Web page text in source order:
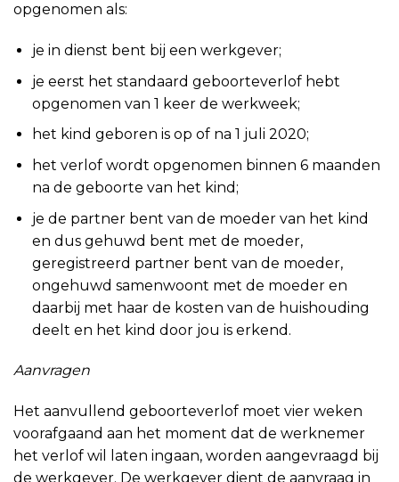
opgenomen als:
je in dienst bent bij een werkgever;
je eerst het standaard geboorteverlof hebt
opgenomen van 1 keer de werkweek;
het kind geboren is op of na 1 juli 2020;
het verlof wordt opgenomen binnen 6 maanden
na de geboorte van het kind;
je de partner bent van de moeder van het kind
en dus gehuwd bent met de moeder,
geregistreerd partner bent van de moeder,
ongehuwd samenwoont met de moeder en
daarbij met haar de kosten van de huishouding
deelt en het kind door jou is erkend.
Aanvragen
Het aanvullend geboorteverlof moet vier weken
voorafgaand aan het moment dat de werknemer
het verlof wil laten ingaan, worden aangevraagd bij
de werkgever. De werkgever dient de aanvraag in